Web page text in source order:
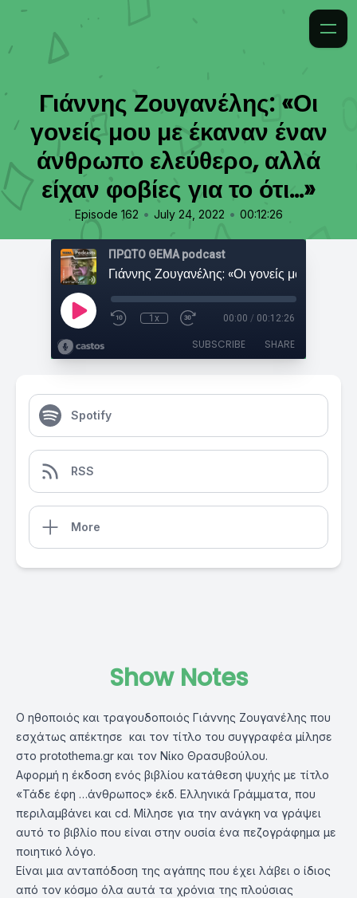
Γιάννης Ζουγανέλης: «Οι
γονείς μου με έκαναν έναν
άνθρωπο ελεύθερο, αλλά
είχαν φοβίες για το ότι...»
Episode 162 • July 24, 2022 • 00:12:26
ΠΡΩΤΟ ΘΕΜΑ podcast
1x 00:00 / 00:12:26
SUBSCRIBE SHARE
Spotify
RSS
More
Show Notes
Ο ηθοποιός και τραγουδοποιός Γιάννης Ζουγανέλης που
εσχάτως απέκτησε και τον τίτλο του συγγραφέα μίλησε
στο protothema.gr και τον Νίκο Θρασυβούλου.
Αφορμή η έκδοση ενός βιβλίου κατάθεση ψυχής με τίτλο
«Τάδε έφη …άνθρωπος» έκδ. Ελληνικά Γράμματα, που
περιλαμβάνει και cd. Μίλησε για την ανάγκη να γράψει
αυτό το βιβλίο που είναι στην ουσία ένα πεζογράφημα με
ποιητικό λόγο.
Είναι μια ανταπόδοση της αγάπης που έχει λάβει ο ίδιος
από τον κόσμο όλα αυτά τα χρόνια της πλούσιας